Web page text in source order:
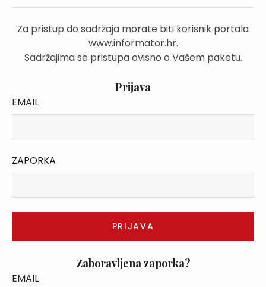
Za pristup do sadržaja morate biti korisnik portala
www.informator.hr.
Sadržajima se pristupa ovisno o Vašem paketu.
Prijava
EMAIL
ZAPORKA
Zaboravljena zaporka?
EMAIL